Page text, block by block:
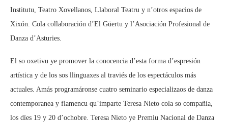
Institutu, Teatro Xovellanos, Llaboral Teatru y n’otros espacios de
Xixón. Cola collaboración d’El Güertu y l’Asociación Profesional de
Danza d’Asturies.
El so oxetivu ye promover la conocencia d’esta forma d’espresión
artística y de los sos llinguaxes al traviés de los espectáculos más
actuales. Amás programáronse cuatro seminario especializaos de danza
contemporanea y flamencu qu’imparte Teresa Nieto cola so compañía,
los díes 19 y 20 d’ochobre. Teresa Nieto ye Premiu Nacional de Danza